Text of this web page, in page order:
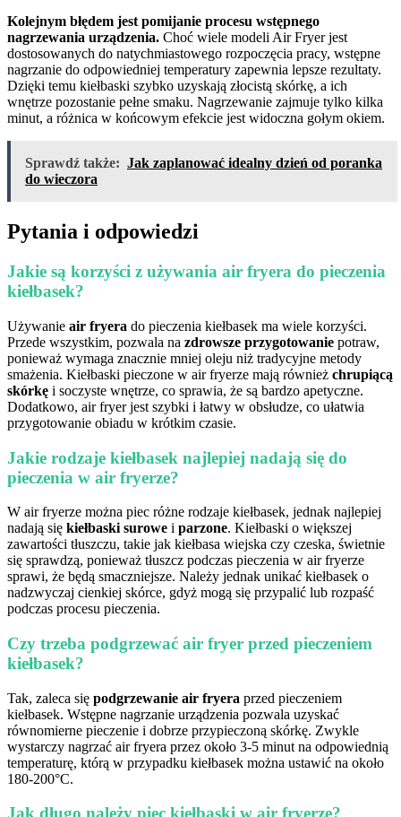
Kolejnym błędem jest pomijanie procesu wstępnego
nagrzewania urządzenia. Choć wiele modeli Air Fryer jest
dostosowanych do natychmiastowego rozpoczęcia pracy, wstępne
nagrzanie do odpowiedniej temperatury zapewnia lepsze rezultaty.
Dzięki temu kiełbaski szybko uzyskają złocistą skórkę, a ich
wnętrze pozostanie pełne smaku. Nagrzewanie zajmuje tylko kilka
minut, a różnica w końcowym efekcie jest widoczna gołym okiem.
Sprawdź także: Jak zaplanować idealny dzień od poranka
do wieczora
Pytania i odpowiedzi
Jakie są korzyści z używania air fryera do pieczenia
kiełbasek?
Używanie air fryera do pieczenia kiełbasek ma wiele korzyści.
Przede wszystkim, pozwala na zdrowsze przygotowanie potraw,
ponieważ wymaga znacznie mniej oleju niż tradycyjne metody
smażenia. Kiełbaski pieczone w air fryerze mają również chrupiącą
skórkę i soczyste wnętrze, co sprawia, że są bardzo apetyczne.
Dodatkowo, air fryer jest szybki i łatwy w obsłudze, co ułatwia
przygotowanie obiadu w krótkim czasie.
Jakie rodzaje kiełbasek najlepiej nadają się do
pieczenia w air fryerze?
W air fryerze można piec różne rodzaje kiełbasek, jednak najlepiej
nadają się kiełbaski surowe i parzone. Kiełbaski o większej
zawartości tłuszczu, takie jak kiełbasa wiejska czy czeska, świetnie
się sprawdzą, ponieważ tłuszcz podczas pieczenia w air fryerze
sprawi, że będą smaczniejsze. Należy jednak unikać kiełbasek o
nadzwyczaj cienkiej skórce, gdyż mogą się przypalić lub rozpaść
podczas procesu pieczenia.
Czy trzeba podgrzewać air fryer przed pieczeniem
kiełbasek?
Tak, zaleca się podgrzewanie air fryera przed pieczeniem
kiełbasek. Wstępne nagrzanie urządzenia pozwala uzyskać
równomierne pieczenie i dobrze przypieczoną skórkę. Zwykle
wystarczy nagrzać air fryera przez około 3-5 minut na odpowiednią
temperaturę, którą w przypadku kiełbasek można ustawić na około
180-200°C.